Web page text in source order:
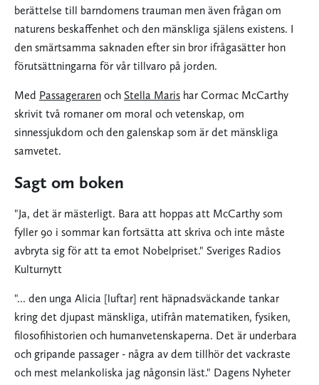
berättelse till barndomens trauman men även frågan om
naturens beskaffenhet och den mänskliga själens existens. I
den smärtsamma saknaden efter sin bror ifrågasätter hon
förutsättningarna för vår tillvaro på jorden.
Med Passageraren och Stella Maris har Cormac McCarthy
skrivit två romaner om moral och vetenskap, om
sinnessjukdom och den galenskap som är det mänskliga
samvetet.
Sagt om boken
"Ja, det är mästerligt. Bara att hoppas att McCarthy som
fyller 90 i sommar kan fortsätta att skriva och inte måste
avbryta sig för att ta emot Nobelpriset." Sveriges Radios
Kulturnytt
"... den unga Alicia [luftar] rent häpnadsväckande tankar
kring det djupast mänskliga, utifrån matematiken, fysiken,
filosofihistorien och humanvetenskaperna. Det är underbara
och gripande passager - några av dem tillhör det vackraste
och mest melankoliska jag någonsin läst." Dagens Nyheter